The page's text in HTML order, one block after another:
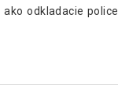
odkladacie